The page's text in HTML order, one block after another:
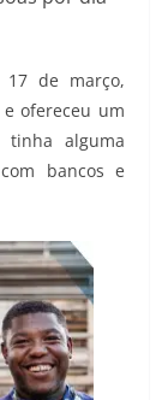
de março,
ofereceu um
tinha alguma
bancos e